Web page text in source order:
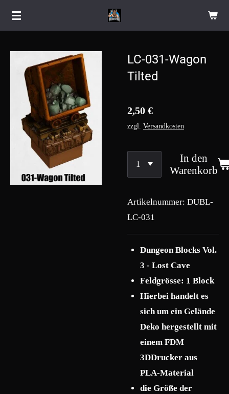
Zum
LC-031-Wagon
Tilted
2,50 €
zzgl. Versandkosten
In den
Warenkorb
Artikelnummer: DUBL-
LC-031
Dungeon Blocks Vol.
3 - Lost Cave
Feldgrösse: 1 Block
Hierbei handelt es
sich um ein Gelände
Deko hergestellt mit
einem FDM
3DDrucker aus
PLA-Material
die Größe der